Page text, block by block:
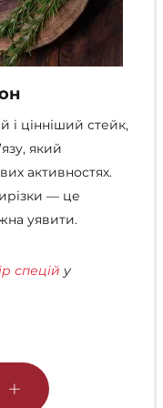
цінніший стейк,
який
активностях.
— це
уявити.
спецій у